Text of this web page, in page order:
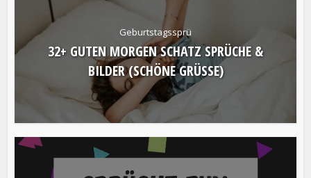
Geburtstagssprü
32+ GUTEN MORGEN SCHATZ SPRÜCHE &
BILDER (SCHÖNE GRÜSSE)